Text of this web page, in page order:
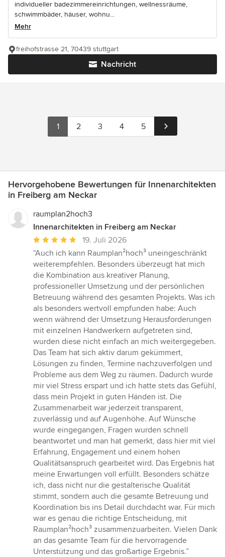
individueller badezimmereinrichtungen, wellnessräume,
schwimmbäder, häuser, wohnu...
Mehr
Nachricht
freihofstrasse 21, 70439 stuttgart
1 2 3 4 5
Hervorgehobene Bewertungen für Innenarchitekten
in Freiberg am Neckar
raumplan2hoch3
Innenarchitekten in Freiberg am Neckar
Durchschnittliche
Bewertung:
5
von
5
Sternen
19. Juli 2026
“Auch ich kann Raumplan²hoch³ uneingeschränkt
weiterempfehlen. Besonders überzeugt hat mich
die Kombination aus kreativer Planung,
professioneller Umsetzung und der persönlichen
Betreuung während des gesamten Projekts. Was ich
als besonders wertvoll empfunden habe: Auch
wenn während der Umsetzung Herausforderungen
mit einzelnen Handwerkern aufgetreten sind,
wurden diese nicht einfach an mich weitergegeben.
Das Team hat sich aktiv darum gekümmert,
Lösungen zu finden, Termine nachzuverfolgen und
Probleme aus dem Weg zu räumen. Dadurch wurde
mir viel Stress erspart und ich hatte stets das Gefühl,
dass mein Projekt in guten Händen ist. Die
Zusammenarbeit war jederzeit transparent,
zuverlässig und auf Augenhöhe. Auf Wünsche
wurde eingegangen, Fragen wurden schnell
beantwortet und man hat gemerkt, dass hier mit viel
Erfahrung, Engagement und einem hohen
Qualitätsanspruch gearbeitet wird. Das Ergebnis hat
meine Erwartungen voll erfüllt. Besonders schätze
ich, dass nicht nur die gestalterische Qualität
stimmt, sondern auch die gesamte Betreuung und
Koordination bis ins Detail durchdacht war. Für mich
war es genau die richtige Entscheidung, mit
Raumplan²hoch³ zusammenzuarbeiten. Vielen Dank
an das gesamte Team für die hervorragende
Unterstützung und das großartige Ergebnis.”